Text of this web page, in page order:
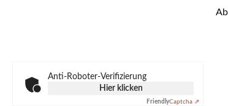
Anti-Roboter-Verifizierung
Hier klicken
FriendlyCaptcha ⇗